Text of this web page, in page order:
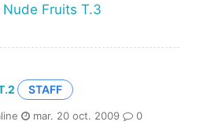
Fruits T.3
STAFF
mar. 20 oct. 2009
0